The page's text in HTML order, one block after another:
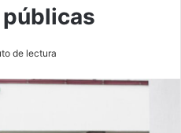
de lectura